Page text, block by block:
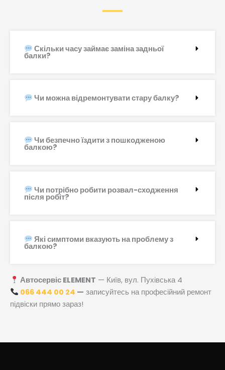
Скільки часу займає заміна задньої
балки?
Чи можна відремонтувати стару балку?
Чи безпечно їздити з пошкодженою
балкою?
Чи потрібно робити розвал-сходження
після робіт?
Які симптоми вказують на проблему з
балкою?
Автосервіс ELEMENT — Київ, вул. Пухівська 4
066 444 00 24 — записуйтесь на професійний ремонт
підвіски прямо зараз!